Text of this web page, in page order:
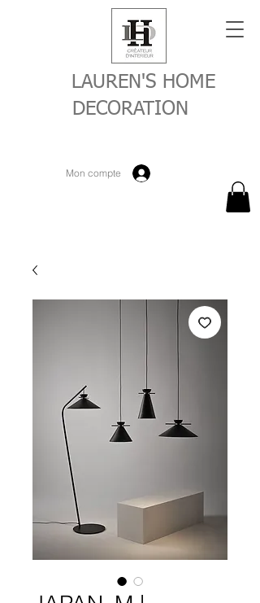
LAUREN'S HOME
DECORATION
Mon compte